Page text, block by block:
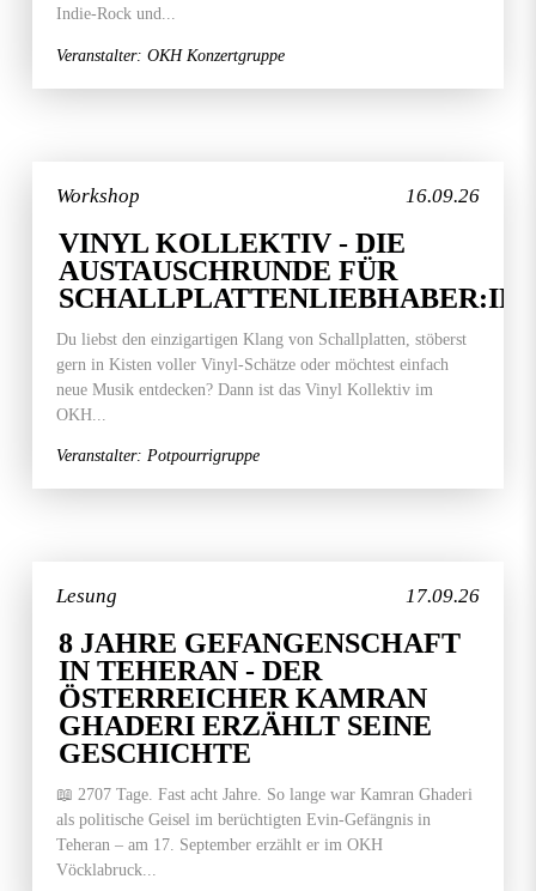
Indie-Rock und...
Veranstalter: OKH Konzertgruppe
16.09.26
Workshop
VINYL KOLLEKTIV - DIE
AUSTAUSCHRUNDE FÜR
Du liebst den einzigartigen Klang von Schallplatten, stöberst
gern in Kisten voller Vinyl-Schätze oder möchtest einfach
neue Musik entdecken? Dann ist das Vinyl Kollektiv im
OKH...
Veranstalter: Potpourrigruppe
17.09.26
Lesung
8 JAHRE GEFANGENSCHAFT
IN TEHERAN - DER
ÖSTERREICHER KAMRAN
GHADERI ERZÄHLT SEINE
GESCHICHTE
📖 2707 Tage. Fast acht Jahre. So lange war Kamran Ghaderi
als politische Geisel im berüchtigten Evin-Gefängnis in
Teheran – am 17. September erzählt er im OKH
Vöcklabruck...